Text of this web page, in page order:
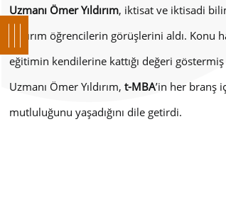
Uzmanı Ömer Yıldırım, iktisat ve iktisadi
Yıldırım öğrencilerin görüşlerini aldı.
eğitimin kendilerine kattığı değeri
Uzmanı Ömer Yıldırım,t-MBA’in her branş
mutluluğunu yaşadığını dile getirdi.